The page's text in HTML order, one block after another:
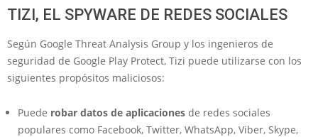
TIZI, EL SPYWARE DE REDES SOCIALES
Según Google Threat Analysis Group y los ingenieros de
seguridad de Google Play Protect, Tizi puede utilizarse con los
siguientes propósitos maliciosos:
Puede robar datos de aplicaciones de redes sociales
populares como Facebook, Twitter, WhatsApp, Viber, Skype,